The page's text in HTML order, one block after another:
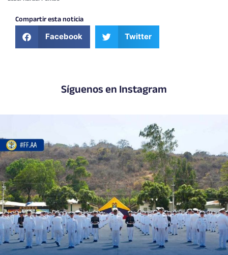
Compartir esta noticia
Facebook Twitter
Síguenos en Instagram